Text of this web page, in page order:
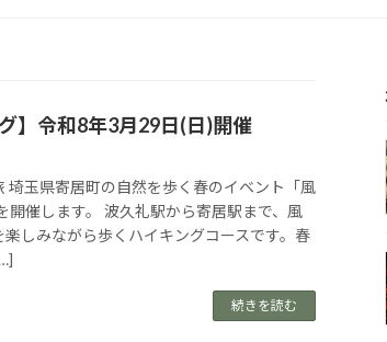
】令和8年3月29日(日)開催
埼玉県寄居町の自然を歩く春のイベント「風
開催します。 波久礼駅から寄居駅まで、風
しみながら歩くハイキングコースです。春
続きを読む